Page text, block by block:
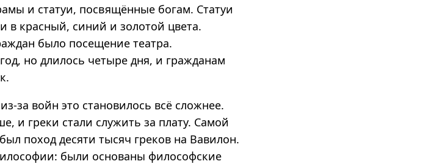
и статуи, посвящённые богам. Статуи
красный, синий и золотой цвета.
было посещение театра.
но длилось четыре дня, и гражданам
за войн это становилось всё сложнее.
и греки стали служить за плату. Самой
поход десяти тысяч греков на Вавилон.
были основаны философские